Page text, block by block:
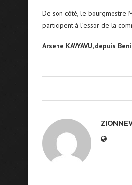
De son côté, le bourgmestre
participent à l’essor de la
Arsene KAVYAVU, depuis